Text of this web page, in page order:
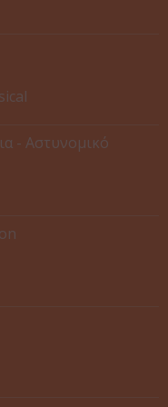
- Αστυνομικό